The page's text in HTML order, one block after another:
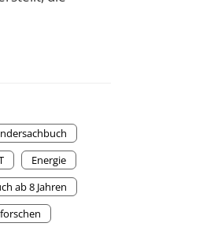
Energie
ab 8 Jahren
forschen